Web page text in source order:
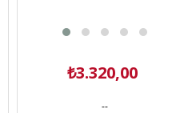
₺3.320,00
--